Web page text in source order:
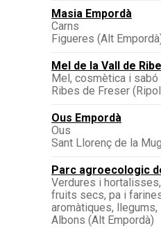
Masia Empordà
Carns
Figueres (Alt
Mel de la Vall de
Mel, cosmètica i sabó
Ribes de Freser
Ous Empordà
Ous
Sant Llorenç de la
Parc agroecologic
Verdures i
fruits secs, pa i
aromàtiques,
Albons (Alt Empordà)